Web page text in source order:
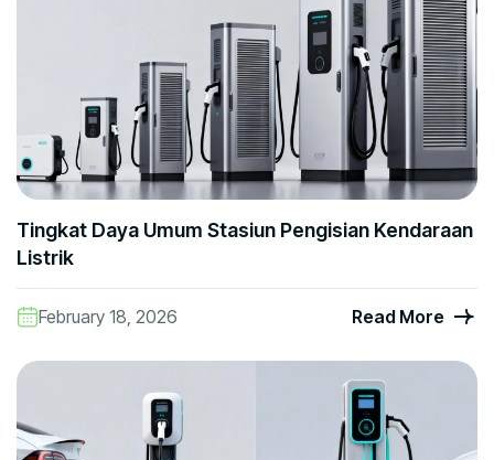
Tingkat Daya Umum Stasiun Pengisian Kendaraan
Listrik
February 18, 2026 Read More